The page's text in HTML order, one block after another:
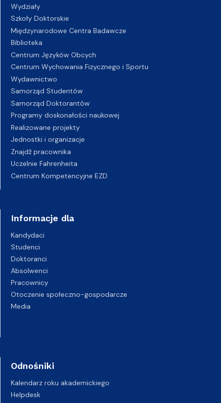
Wydziały
Szkoły Doktorskie
Międzynarodowe Centra Badawcze
Biblioteka
Centrum Języków Obcych
Centrum Wychowania Fizycznego i Sportu
Wydawnictwo
Samorząd Studentów
Samorząd Doktorantów
Programy doskonałości naukowej
Realizowane projekty
Jednostki i organizacje
Znajdź pracownika
Uczelnie Fahrenheita
Centrum Kompetencyjne EZD
Informacje dla
Kandydaci
Studenci
Doktoranci
Absolwenci
Pracownicy
Otoczenie społeczno-gospodarcze
Media
Odnośniki
Kalendarz roku akademickiego
Helpdesk